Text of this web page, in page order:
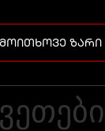
მოითხოვე ზარი